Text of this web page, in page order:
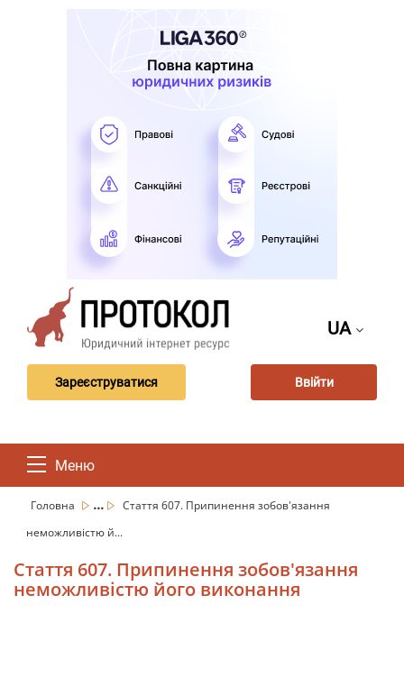
UA
Зареєструватися Ввійти
Меню
Головна ...
Стаття 607. Припинення зобов'язання
неможливістю й...
Стаття 607. Припинення зобов'язання
неможливістю його виконання